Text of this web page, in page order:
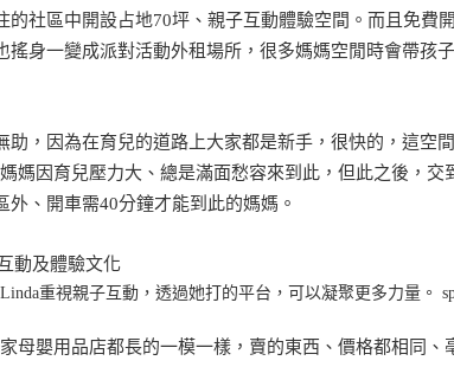
的社區中開設占地70坪、親子互動體驗空間。而且免費
搖身一變成派對活動外租場所，很多媽媽空閒時會帶孩
助，因為在育兒的道路上大家都是新手，很快的，這空
媽因育兒壓力大、總是滿面愁容來到此，但此之後，交
外、開車需40分鐘才能到此的媽媽。
重視親子互動，透過她打的平台，可以凝聚更多力量。
母嬰用品店都長的一模一樣，賣的東西、價格都相同、